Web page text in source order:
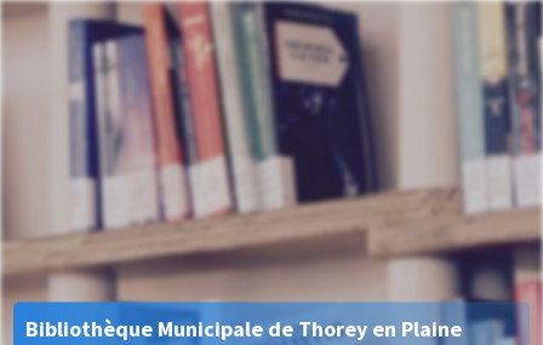
Bibliothèque Municipale de Thorey en Plaine